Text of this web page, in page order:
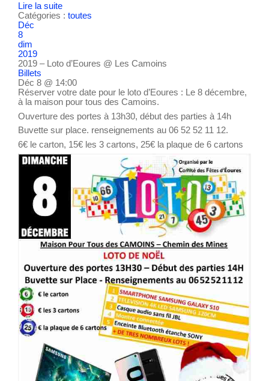
Lire la suite
Catégories : toutes
Déc
8
dim
2019
2019 – Loto d’Eoures @ Les Camoins
Billets
Déc 8 @ 14:00
Réserver votre date pour le loto d’Eoures : Le 8 décembre,
à la maison pour tous des Camoins.
Ouverture des portes à 13h30, début des parties à 14h
Buvette sur place. renseignements au 06 52 52 11 12.
6€ le carton, 15€ les 3 cartons, 25€ la plaque de 6 cartons